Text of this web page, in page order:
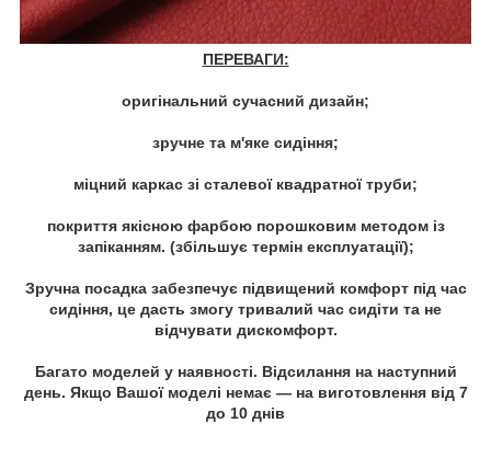
ПЕРЕВАГИ:
оригінальний сучасний дизайн;
зручне та м'яке сидіння;
міцний каркас зі сталевої квадратної труби;
покриття якісною фарбою порошковим методом із
запіканням. (збільшує термін експлуатації);
Зручна посадка забезпечує підвищений комфорт під час
сидіння, це дасть змогу тривалий час сидіти та не
відчувати дискомфорт.
Багато моделей у наявності. Відсилання на наступний
день. Якщо Вашої моделі немає — на виготовлення від 7
до 10 днів